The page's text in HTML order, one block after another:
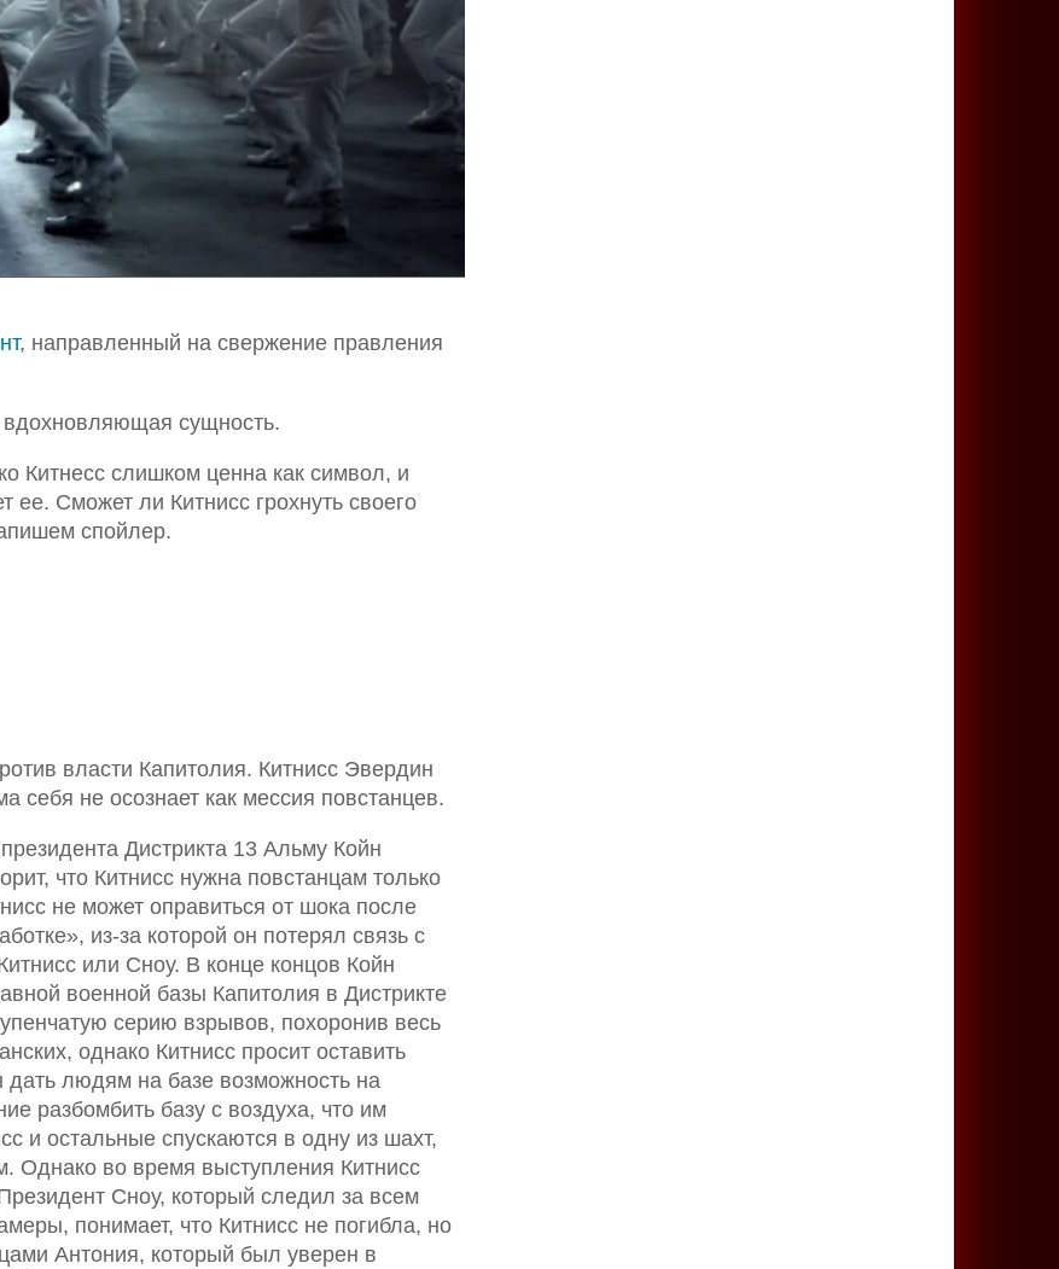
, направленный на свержение правления
вдохновляющая сущность.
Китнесс слишком ценна как символ, и
ее. Сможет ли Китнисс грохнуть своего
спойлер.
власти Капитолия. Китнисс Эвердин
не осознает как мессия повстанцев.
Дистрикта 13 Альму Койн
что Китнисс нужна повстанцам только
не может оправиться от шока после
из-за которой он потерял связь с
или Сноу. В конце концов Койн
военной базы Капитолия в Дистрикте
серию взрывов, похоронив весь
однако Китнисс просит оставить
людям на базе возможность на
разбомбить базу с воздуха, что им
и остальные спускаются в одну из шахт,
Однако во время выступления Китнисс
Сноу, который следил за всем
понимает, что Китнисс не погибла, но
Антония, который был уверен в